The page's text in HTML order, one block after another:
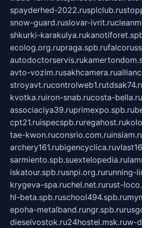
spayderhed-2022.rusplclub.ru
snow-guard.ruslovar-ivrit.ru
shkurki-karakulya.ru
ecolog.org.rupraga.spb.ru
autodoctorservis.ru
avto-vozim.rusakhcamera.ru
stroyavt.rucontrolweb1.ru
kvotka.ruiron-snab.rucosta-bella.ru
associaciya39.ruprimexpo.spb.ru
cpt21.ruispecspb.ruregahost.ru
tae-kwon.ruconsrio.com.ru
archery161.rubigencyclica.ru
sarmiento.spb.suextelopedia.ru
iskatour.spb.rusnpi.org.rurunning-
krygeva-spa.ruchel.net.rurust-
hl-beta.spb.ruschool494.spb.ru
epoha-metalband.rungr.spb.ru
dieselvostok.ru24hostel.msk.ruw-